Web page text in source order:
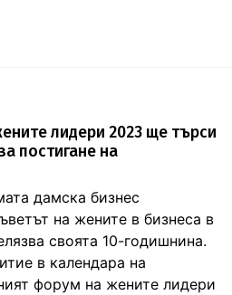
лидери 2023 ще търси
постигане на
дамска бизнес
на жените в бизнеса в
своята 10-годишнина.
в календара на
форум на жените лидери